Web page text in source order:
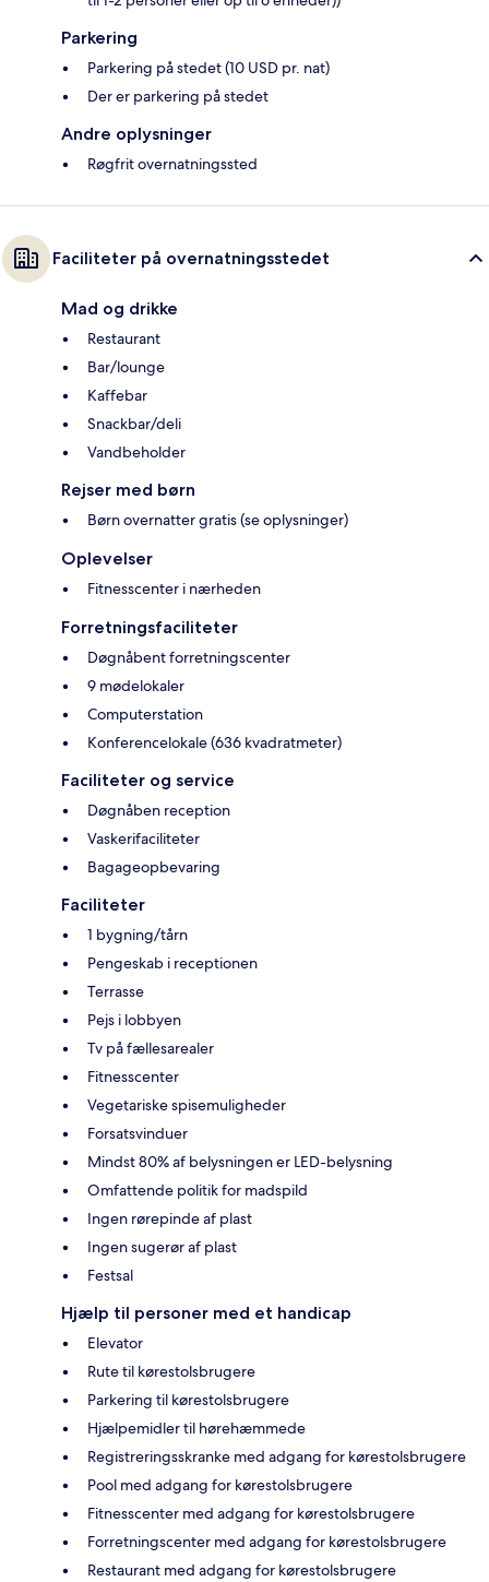
Parkering
Parkering på stedet (10 USD pr. nat)
Der er parkering på stedet
Andre oplysninger
Røgfrit overnatningssted
Faciliteter på overnatningsstedet
Mad og drikke
Restaurant
Bar/lounge
Kaffebar
Snackbar/deli
Vandbeholder
Rejser med børn
Børn overnatter gratis (se oplysninger)
Oplevelser
Fitnesscenter i nærheden
Forretningsfaciliteter
Døgnåbent forretningscenter
9 mødelokaler
Computerstation
Konferencelokale (636 kvadratmeter)
Faciliteter og service
Døgnåben reception
Vaskerifaciliteter
Bagageopbevaring
Faciliteter
1 bygning/tårn
Pengeskab i receptionen
Terrasse
Pejs i lobbyen
Tv på fællesarealer
Fitnesscenter
Vegetariske spisemuligheder
Forsatsvinduer
Mindst 80% af belysningen er LED-belysning
Omfattende politik for madspild
Ingen rørepinde af plast
Ingen sugerør af plast
Festsal
Hjælp til personer med et handicap
Elevator
Rute til kørestolsbrugere
Parkering til kørestolsbrugere
Hjælpemidler til hørehæmmede
Registreringsskranke med adgang for kørestolsbrugere
Pool med adgang for kørestolsbrugere
Fitnesscenter med adgang for kørestolsbrugere
Forretningscenter med adgang for kørestolsbrugere
Restaurant med adgang for kørestolsbrugere